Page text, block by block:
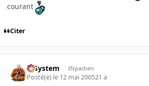
courant
Citer
X-System INpactien
Posté(e) le 12 mai 200521 a